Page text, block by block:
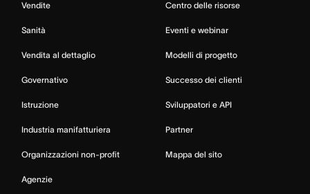
Vendite
Sanità
Vendita al dettaglio
Governativo
Istruzione
Industria manifatturiera
Organizzazioni non-profit
Agenzie
Centro delle risorse
Eventi e webinar
Modelli di progetto
Successo dei clienti
Sviluppatori e API
Partner
Mappa del sito